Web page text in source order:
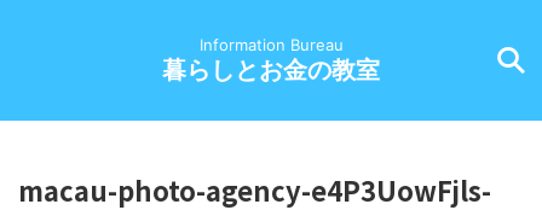
Information Bureau
暮らしとお金の教室
macau-photo-agency-e4P3UowFjls-